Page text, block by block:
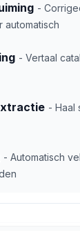
-
automatisch
- Vertaal
- Haal
- Automatisch